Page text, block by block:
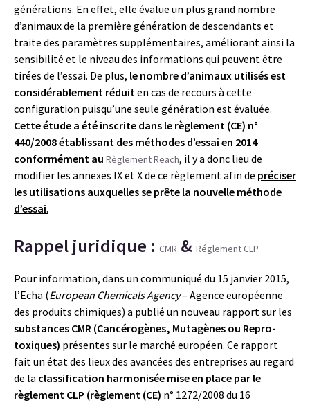
générations. En effet, elle évalue un plus grand nombre
d’animaux de la première génération de descendants et
traite des paramètres supplémentaires, améliorant ainsi la
sensibilité et le niveau des informations qui peuvent être
tirées de l’essai. De plus, le nombre d’animaux utilisés est
considérablement réduiten cas de recours à cette
configuration puisqu’une seule génération est évaluée.
Cette étude a été inscrite dans le règlement (CE) n°
440/2008 établissant des méthodes d’essai en 2014
conformément au Règlement Reach, il y a donc lieu de
modifier les annexes IX et X de ce règlement afin de préciser
les utilisations auxquelles se prête la nouvelle méthode
d’essai.
Rappel juridique : CMR & Réglement CLP
Pour information, dans un communiqué du 15 janvier 2015,
l’Echa (European Chemicals Agency– Agence européenne
des produits chimiques) a publié un nouveau rapport sur les
substances CMR (Cancérogènes, Mutagènes ou Repro-
toxiques) présentes sur le marché européen. Ce rapport
fait un état des lieux des avancées des entreprises au regard
de la classification harmonisée mise en place par le
règlement CLP (règlement (CE) n° 1272/2008 du 16